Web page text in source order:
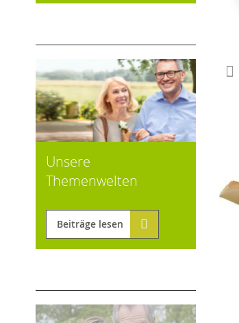
Unsere
Themenwelten
Beiträge lesen